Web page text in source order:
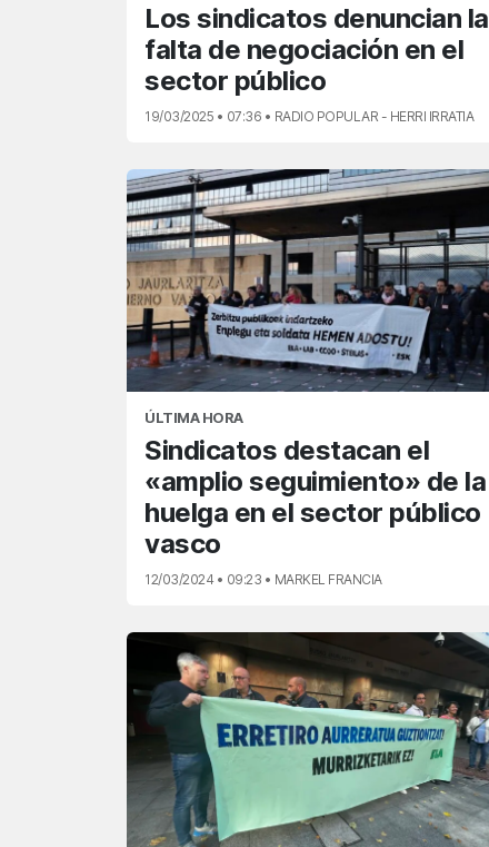
Los sindicatos denuncian la
falta de negociación en el
sector público
19/03/2025 • 07:36 • RADIO POPULAR - HERRI IRRATIA
ÚLTIMA HORA
Sindicatos destacan el
«amplio seguimiento» de la
huelga en el sector público
vasco
12/03/2024 • 09:23 • MARKEL FRANCIA